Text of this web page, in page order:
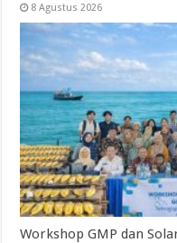
8 Agustus 2026
Workshop GMP dan